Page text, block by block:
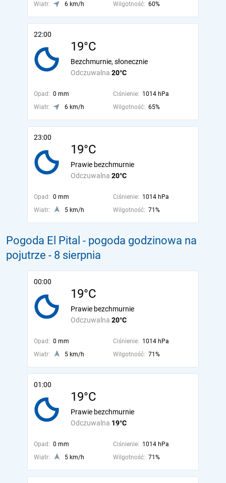
Wiatr:
6 km/h Wilgotność: 60%
22:00
19°C
Odczuwalna 20°C
Bezchmurnie, słonecznie
Opad: 0 mm Ciśnienie: 1014 hPa
Wiatr:
6 km/h Wilgotność: 65%
23:00
19°C
Odczuwalna 20°C
Prawie bezchmurnie
Opad: 0 mm Ciśnienie: 1014 hPa
Wiatr:
5 km/h Wilgotność: 71%
Pogoda El Pital - pogoda godzinowa na
pojutrze - 8 sierpnia
00:00
19°C
Odczuwalna 20°C
Prawie bezchmurnie
Opad: 0 mm Ciśnienie: 1014 hPa
Wiatr:
5 km/h Wilgotność: 71%
01:00
19°C
Odczuwalna 19°C
Prawie bezchmurnie
Opad: 0 mm Ciśnienie: 1014 hPa
Wiatr:
5 km/h Wilgotność: 71%